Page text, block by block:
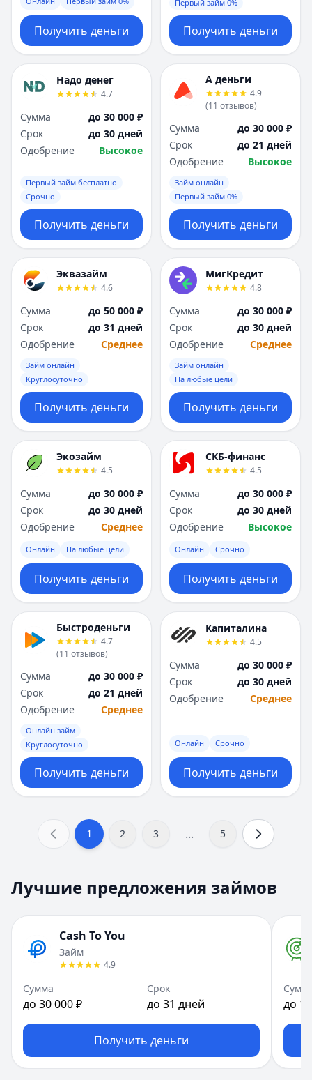
Получить деньги
Первый займ 0%
Получить деньги
Надо денег
4.7
Сумма
до 30 000 ₽
Срок
до 30 дней
Одобрение
Высокое
Первый займ бесплатно
Срочно
Получить деньги
А деньги
4.9
(11 отзывов)
Сумма
до 30 000 ₽
Срок
до 21 дней
Одобрение
Высокое
Займ онлайн
Первый займ 0%
Получить деньги
Эквазайм
4.6
Сумма
до 50 000 ₽
Срок
до 31 дней
Одобрение
Среднее
Займ онлайн
Круглосуточно
Получить деньги
МигКредит
4.8
Сумма
до 30 000 ₽
Срок
до 30 дней
Одобрение
Среднее
Займ онлайн
На любые цели
Получить деньги
Экозайм
4.5
Сумма
до 30 000 ₽
Срок
до 30 дней
Одобрение
Среднее
Онлайн На любые цели
Получить деньги
СКБ-финанс
4.5
Сумма
до 30 000 ₽
Срок
до 30 дней
Одобрение
Высокое
Онлайн Срочно
Получить деньги
Быстроденьги
4.7
(11 отзывов)
Сумма
до 30 000 ₽
Срок
до 21 дней
Одобрение
Среднее
Онлайн займ
Круглосуточно
Получить деньги
Капиталина
4.5
Сумма
до 30 000 ₽
Срок
до 30 дней
Одобрение
Среднее
Онлайн Срочно
Получить деньги
1 2 3 ... 5
Лучшие предложения займов
Cash To You
Займ
4.9
Сумма
до 30 000 ₽
Срок
до 31 дней
Получить деньги
до